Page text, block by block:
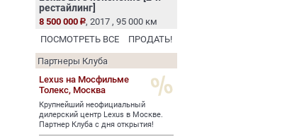
рестайлинг]
8 500 000
, 2017 , 95 000 км
ПОСМОТРЕТЬ ВСЕ
ПРОДАТЬ!
Партнеры Клуба
Lexus на Мосфильме
Толекс, Москва
Крупнейший неофициальный
дилерский центр Lexus в Москве.
Партнер Клуба с дня открытия!